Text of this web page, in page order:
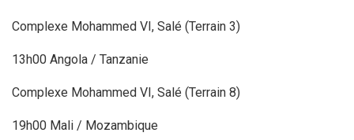
Complexe Mohammed VI, Salé (Terrain 3)
13h00 Angola / Tanzanie
Complexe Mohammed VI, Salé (Terrain 8)
19h00 Mali / Mozambique